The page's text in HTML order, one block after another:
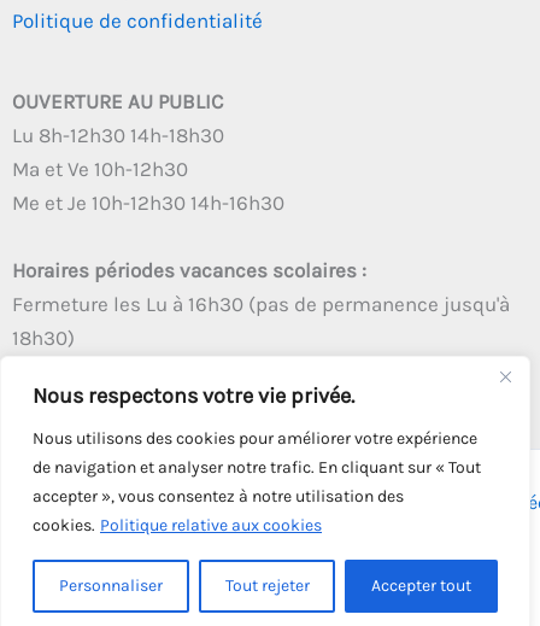
Nous respectons votre vie privée.
Nous utilisons des cookies pour améliorer votre expérience
de navigation et analyser notre trafic. En cliquant sur « Tout
accepter », vous consentez à notre utilisation des
cookies. Politique relative aux cookies
Personnaliser Tout rejeter Accepter tout
Politique de confidentialité
OUVERTURE AU PUBLIC
Lu 8h-12h30 14h-18h30
Ma et Ve 10h-12h30
Me et Je 10h-12h30 14h-16h30
Horaires périodes vacances scolaires :
Fermeture les Lu à 16h30 (pas de permanence jusqu'à
18h30)
Copyright © 2026 - Tous droits réservés - | Webmaster
Solution